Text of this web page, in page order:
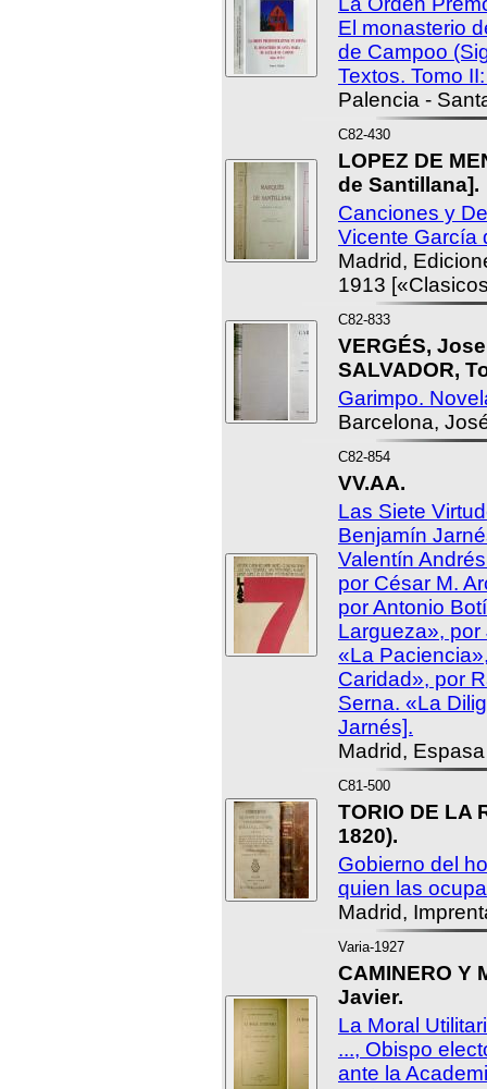
El monasterio
de Campoo
Textos. Tomo
Palencia -
C82-430
LOPEZ DE
de Santillana].
Canciones y
Vicente García
Madrid,
1913
C82-833
VERGÉS,
SALVADOR,
Garimpo.
Barcelona,
C82-854
VV.AA.
Las Siete
Benjamín
Valentín
por César M.
por Antonio
Largueza»,
«La
Caridad», por
Serna. «La
Jarnés].
Madrid,
C81-500
TORIO DE LA
1820).
Gobierno del
quien las
Madrid,
Varia-1927
CAMINERO Y
Javier.
La Moral
..., Obispo
ante la